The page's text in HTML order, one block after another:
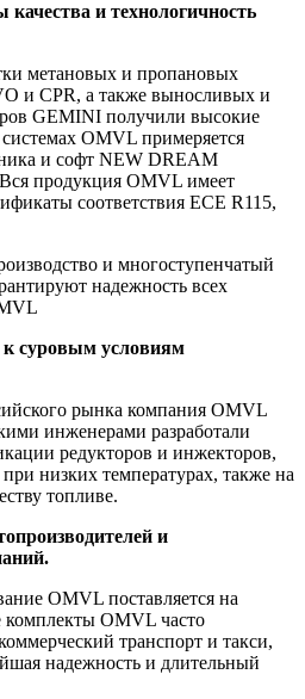
и технологичность
метановых и пропановых
и CPR, а также выносливых и
GEMINI получили высокие
OMVL примеряется
и софт NEW DREAM
продукция OMVL имеет
соответствия ECE R115,
и многоступенчатый
надежность всех
суровым условиям
рынка компания OMVL
инженерами разработали
редукторов и инжекторов,
низких температурах, также на
топливе.
и
OMVL поставляется на
OMVL часто
транспорт и такси,
надежность и длительный